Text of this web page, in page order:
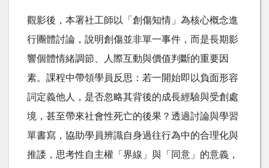
觀影後，本署社工師以「創傷知情」為核心概念進
行團體討論，說明創傷並非單一事件，而是長期影
響個體情緒調節、人際互動與價值判斷的重要因
素。課程中帶領學員反思：若一開始即以負面形容
詞定義他人，是否忽略其背後的成長經驗與受創處
境，甚至帶來社會性死亡的後果？透過討論與學習
單書寫，協助學員辨識自身過往行為中的合理化與
推諉，思考性自主權「界線」與「同意」的意義，